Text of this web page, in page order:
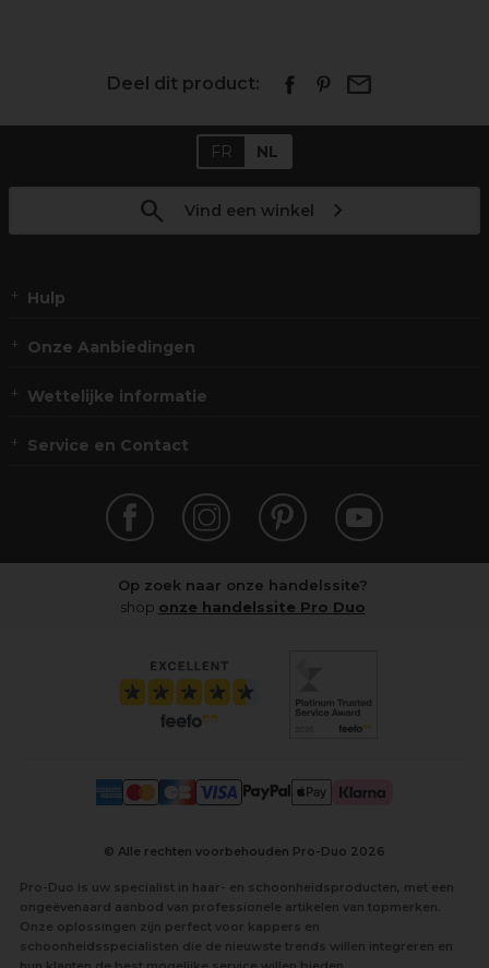
Deel dit product:
FR NL
Vind een winkel
Hulp
Onze Aanbiedingen
Wettelijke informatie
Service en Contact
Op zoek naar onze handelssite?
shop onze handelssite Pro Duo
© Alle rechten voorbehouden Pro-Duo 2026
Pro-Duo is uw specialist in haar- en schoonheidsproducten, met een
ongeëvenaard aanbod van professionele artikelen van topmerken.
Onze oplossingen zijn perfect voor kappers en
schoonheidsspecialisten die de nieuwste trends willen integreren en